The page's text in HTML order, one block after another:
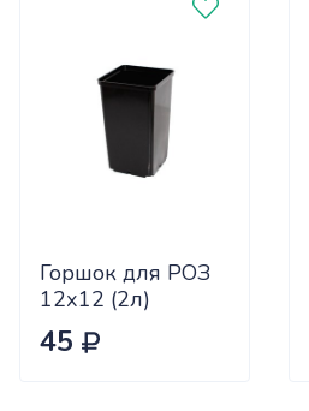
Горшок для РОЗ
12х12 (2л)
твердый кв.
АМИНАх100
45